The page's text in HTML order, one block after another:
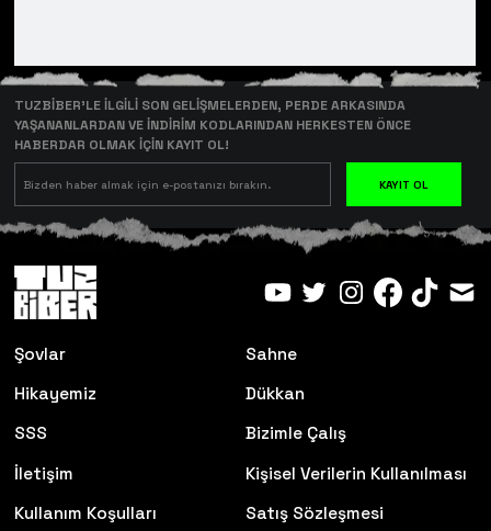
TUZBİBER’LE İLGİLİ SON GELİŞMELERDEN, PERDE ARKASINDA
YAŞANANLARDAN VE İNDİRİM KODLARINDAN HERKESTEN ÖNCE
HABERDAR OLMAK İÇİN KAYIT OL!
KAYIT OL
Şovlar
Sahne
Hikayemiz
Dükkan
SSS
Bizimle Çalış
İletişim
Kişisel Verilerin Kullanılması
Kullanım Koşulları
Satış Sözleşmesi